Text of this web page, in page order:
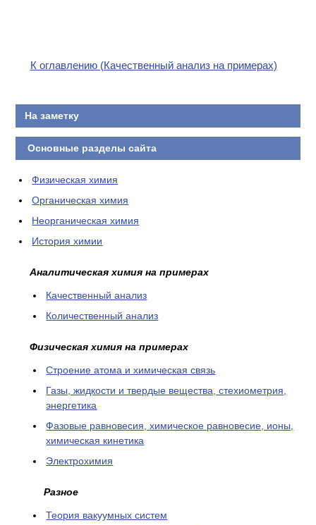
К оглавлению (Качественный анализ на примерах)
На заметку
Основные разделы сайта
Физическая химия
Органическая химия
Неорганическая химия
История химии
Аналитическая химия на примерах
Качественный анализ
Количественный анализ
Физическая химия на примерах
Cтроение атома и химическая связь
Газы, жидкости и твердые вещества, стехиометрия,
энергетика
Фазовые равновесия, химическое равновесие, ионы,
химическая кинетика
Электрохимия
Разное
Теория вакуумных систем